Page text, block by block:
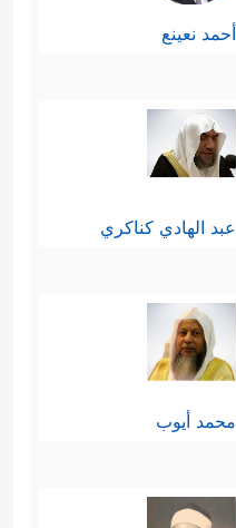
أحمد نعينع
عبد الهادي كناكري
محمد أيوب